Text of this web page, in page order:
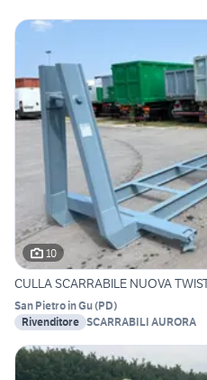
10
CULLA SCARRABILE NUOVA
San Pietro in Gu(PD)
Rivenditore SCARRABILI AURORA